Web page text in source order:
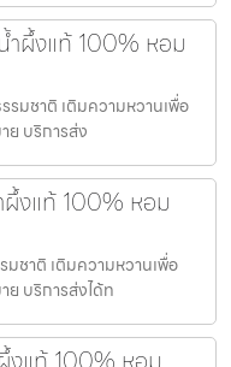
ผึ้งแท้ 100% หอม
มชาติ เติมความหวานเพื่อ
ย บริการส่ง
ผึ้งแท้ 100% หอม
ชาติ เติมความหวานเพื่อ
ย บริการส่งได้ท